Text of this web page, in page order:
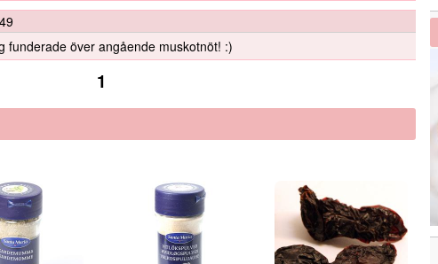
funderade över angående muskotnöt! :)
1